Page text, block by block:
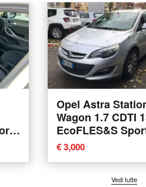
Opel Astra
Wagon 1.7 CDTI
EcoFLES&S
Cosmo del 2014
a Casalgrande
€ 3,000
Vedi tutte